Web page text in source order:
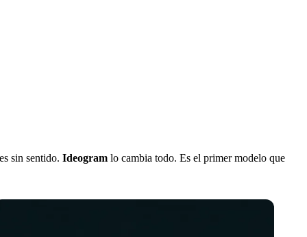
sin sentido. Ideogram lo cambia todo. Es el primer modelo que